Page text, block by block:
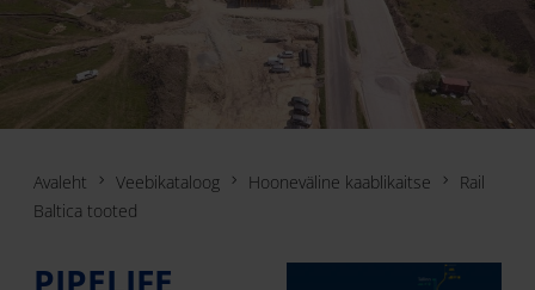
Avaleht Veebikataloog Hooneväline kaablikaitse
Rail
Baltica tooted